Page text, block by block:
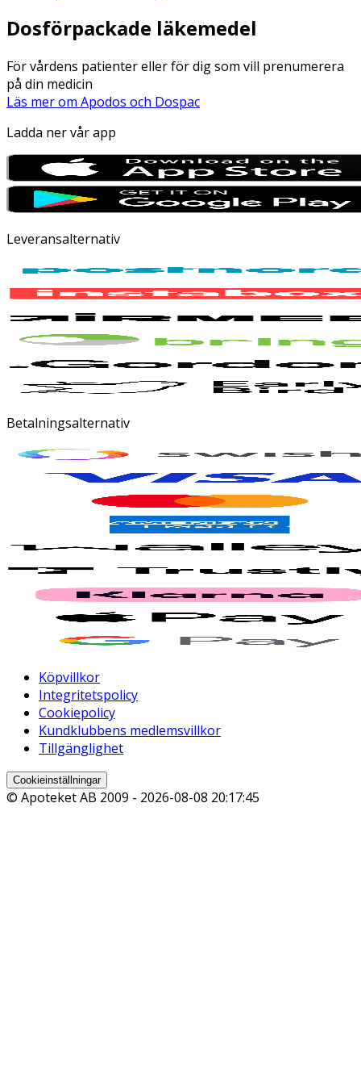
Dosförpackade läkemedel
För vårdens patienter eller för dig som vill prenumerera
på din medicin
Läs mer om Apodos och Dospac
Ladda ner vår app
Leveransalternativ
Betalningsalternativ
Köpvillkor
Integritetspolicy
Cookiepolicy
Kundklubbens medlemsvillkor
Tillgänglighet
Cookieinställningar
© Apoteket AB 2009 - 2026-08-08 20:17:45